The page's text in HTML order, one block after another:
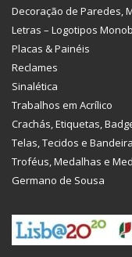
Decoração de Paredes,
Letras – Logotipos
Placas & Painéis
Reclames
Sinalética
Trabalhos em Acrílico
Crachás, Etiquetas,
Telas, Tecidos e
Troféus, Medalhas e
Germano de Sousa